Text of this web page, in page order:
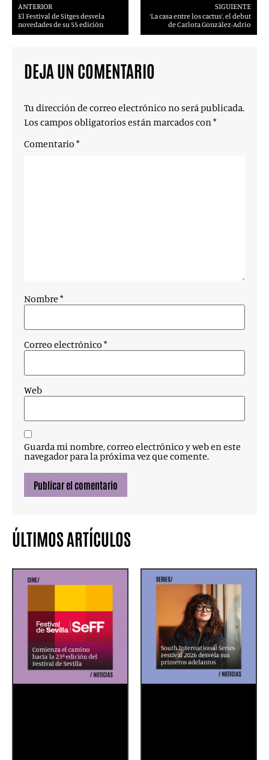
ANTERIOR
El Festival de Sitges desvela
novedades de su 55 edición
SIGUIENTE
‘La casa entre los cactus’, el debut
de Carlota González-Adrio
DEJA UN COMENTARIO
Tu dirección de correo electrónico no será publicada.
Los campos obligatorios están marcados con *
Comentario *
Nombre *
Correo electrónico *
Web
Guarda mi nombre, correo electrónico y web en este
navegador para la próxima vez que comente.
ÚLTIMOS ARTÍCULOS